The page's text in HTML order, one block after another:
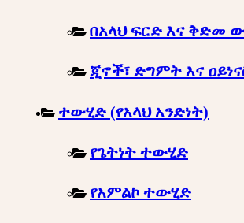
በአላህ ፍርድ እና ቅድመ
ጂኖች፣ ድግምት እና
ተውሂድ (የአላህ አንድነት)
የጌትነት ተውሂድ
የአምልኮ ተውሂድ